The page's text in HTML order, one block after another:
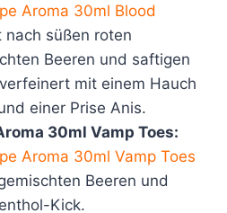
Aroma 30ml Blood
nach süßen roten
Beeren und saftigen
mit einem Hauch
einer Prise Anis.
30ml Vamp Toes:
Aroma 30ml Vamp Toes
Beeren und
Kick.